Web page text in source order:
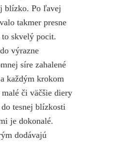
blízko. Po ľavej
takmer presne
to skvelý pocit.
výrazne
síre zahalené
každým krokom
či väčšie diery
tesnej blízkosti
je dokonalé.
dodávajú